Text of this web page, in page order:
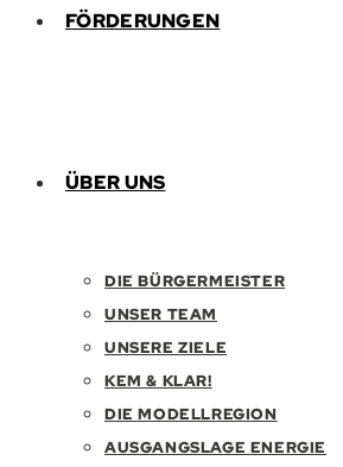
FÖRDERUNGEN
ÜBER UNS
DIE BÜRGERMEISTER
UNSER TEAM
UNSERE ZIELE
KEM & KLAR!
DIE MODELLREGION
AUSGANGSLAGE ENERGIE